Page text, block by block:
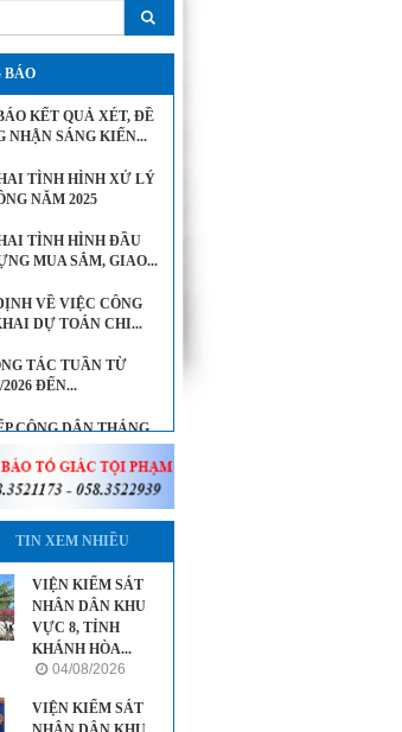
BÁO
KẾT QUẢ XÉT, ĐỀ
NHẬN SÁNG KIẾN...
TÌNH HÌNH XỬ LÝ
NĂM 2025
TÌNH HÌNH ĐẦU
MUA SẮM, GIAO...
VỀ VIỆC CÔNG
DỰ TOÁN CHI...
TÁC TUẦN TỪ
ĐẾN...
CÔNG DÂN THÁNG
KIỂM SÁT...
CÔNG DÂN THÁNG
TRƯỞNG...
TIN XEM NHIỀU
VIỆN KIỂM SÁT
NHÂN DÂN KHU
VỰC 8, TỈNH
KHÁNH HÒA...
04/08/2026
VIỆN KIỂM SÁT